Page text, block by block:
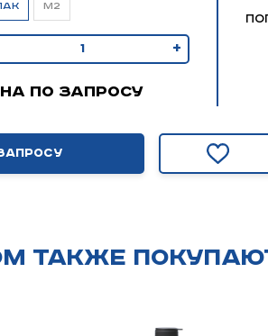
м2
+
по запросу
также